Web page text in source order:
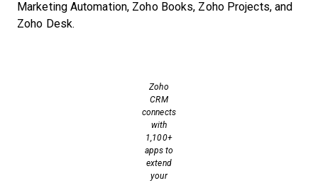
Marketing Automation, Zoho Books, Zoho Projects, and
Zoho Desk.
Zoho
CRM
connects
with
1,100+
apps to
extend
your